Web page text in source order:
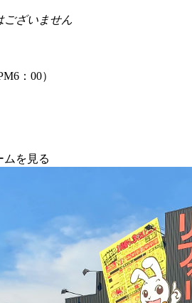
ざいません
：00）
ムを見る